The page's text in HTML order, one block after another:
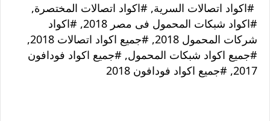
#اكواد اتصالات السرية, #اكواد اتصالات المختصرة,
#اكواد شبكات المحمول فى مصر 2018, #اكواد
شركات المحمول 2018, #جميع اكواد اتصالات 2018,
#جميع اكواد شبكات المحمول, #جميع اكواد فودافون
2017, #جميع اكواد فودافون 2018